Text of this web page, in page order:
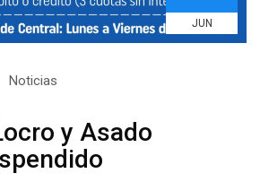
JUN
Noticias
y Asado